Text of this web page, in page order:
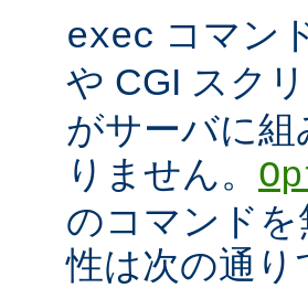
exec コマン
や CGI スク
がサーバに
りません。
のコマンド
性は次の通り